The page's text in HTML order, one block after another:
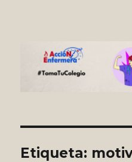
Asociación
Etiqueta: